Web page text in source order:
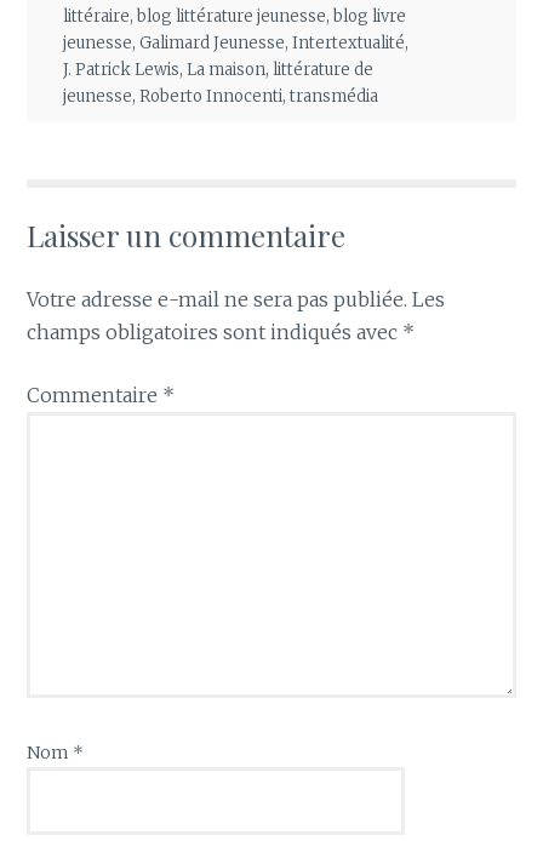
littéraire,blog littérature jeunesse,blog livre
jeunesse,Galimard Jeunesse,Intertextualité,
J. Patrick Lewis,La maison,littérature de
jeunesse,Roberto Innocenti,transmédia
Laisser un commentaire
Votre adresse e-mail ne sera pas publiée. Les
champs obligatoires sont indiqués avec *
Commentaire *
Nom *